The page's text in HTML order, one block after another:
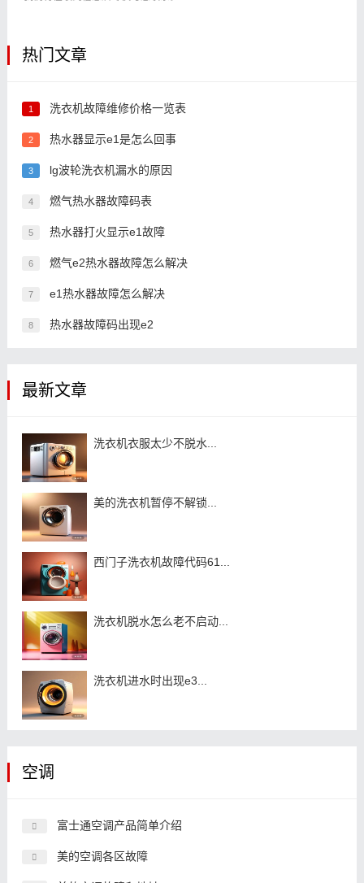
热门文章
1 洗衣机故障维修价格一览表
2 热水器显示e1是怎么回事
3 lg波轮洗衣机漏水的原因
4 燃气热水器故障码表
5 热水器打火显示e1故障
6 燃气e2热水器故障怎么解决
7 e1热水器故障怎么解决
8 热水器故障码出现e2
最新文章
洗衣机衣服太少不脱水...
美的洗衣机暂停不解锁...
西门子洗衣机故障代码61...
洗衣机脱水怎么老不启动...
洗衣机进水时出现e3...
空调
富士通空调产品简单介绍
美的空调各区故障